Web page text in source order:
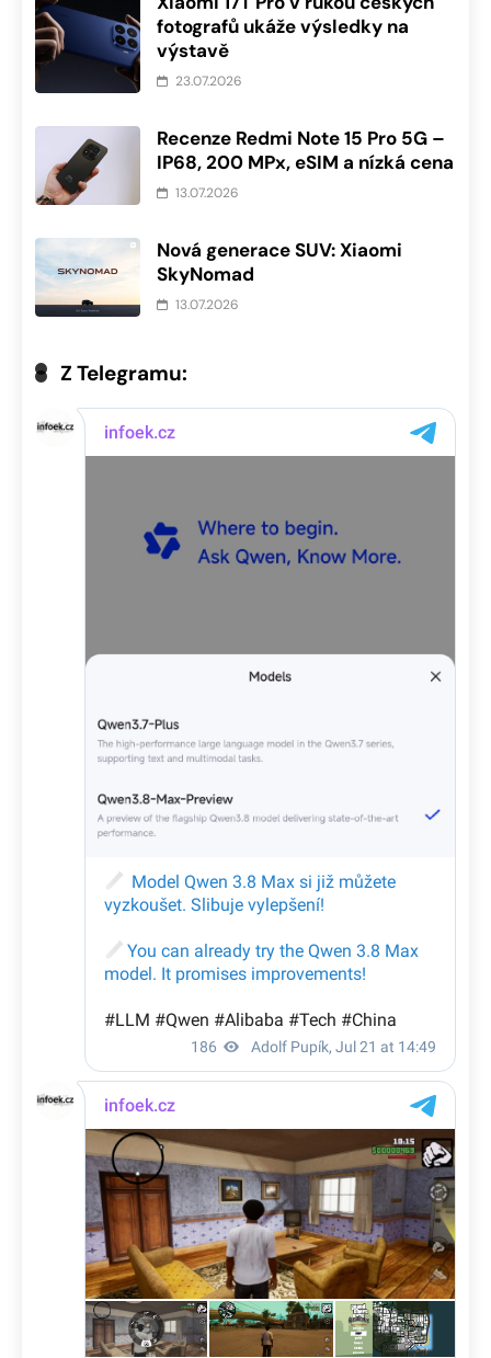
fotografů ukáže výsledky na
výstavě
23.07.2026
Recenze Redmi Note 15 Pro 5G –
IP68, 200 MPx, eSIM a nízká cena
13.07.2026
Nová generace SUV: Xiaomi
SkyNomad
13.07.2026
Z Telegramu: